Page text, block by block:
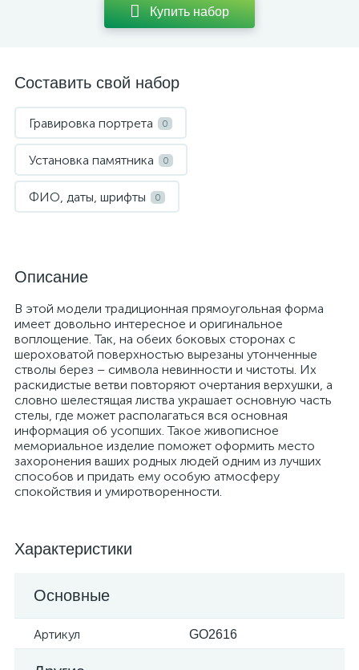
Купить набор
Составить свой набор
Гравировка портрета 0
Установка памятника 0
ФИО, даты, шрифты 0
Описание
В этой модели традиционная прямоугольная форма
имеет довольно интересное и оригинальное
воплощение. Так, на обеих боковых сторонах с
шероховатой поверхностью вырезаны утонченные
стволы берез – символа невинности и чистоты. Их
раскидистые ветви повторяют очертания верхушки, а
словно шелестящая листва украшает основную часть
стелы, где может располагаться вся основная
информация об усопших. Такое живописное
мемориальное изделие поможет оформить место
захоронения ваших родных людей одним из лучших
способов и придать ему особую атмосферу
спокойствия и умиротворенности.
Характеристики
Основные
Артикул GO2616